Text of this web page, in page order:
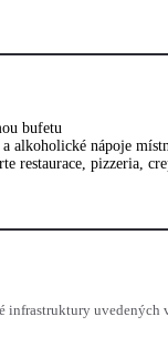
bufetu
alkoholické nápoje
restaurace, pizzeria,
uvedených